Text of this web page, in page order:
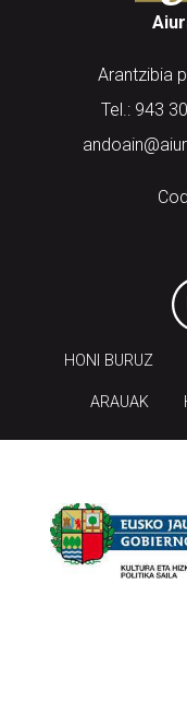
Arantzibia
Tel.: 943
HONI BURUZ
ARAUAK